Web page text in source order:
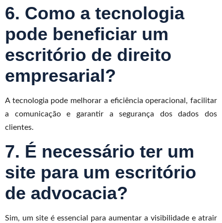
6. Como a tecnologia
pode beneficiar um
escritório de direito
empresarial?
A tecnologia pode melhorar a eficiência operacional, facilitar
a comunicação e garantir a segurança dos dados dos
clientes.
7. É necessário ter um
site para um escritório
de advocacia?
Sim, um site é essencial para aumentar a visibilidade e atrair